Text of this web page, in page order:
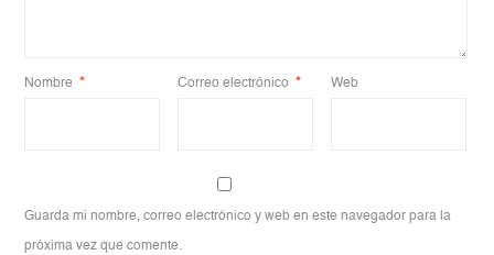
Nombre * Correo electrónico * Web
Guarda mi nombre, correo electrónico y web en este navegador para la
próxima vez que comente.